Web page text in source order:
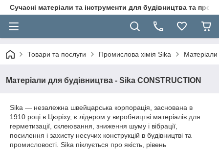
Сучасні матеріали та інструменти для будівництва та
Товари та послуги Промислова хімія Sika
Матеріали для будівництва - Sika CONSTRUCTION
Sika — незалежна швейцарська корпорація, заснована в
1910 році в Цюріху, є лідером у виробництві матеріалів для
герметизації, склеювання, зниження шуму і вібрації,
посилення і захисту несучих конструкцій в будівництві та
промисловості. Sika піклується про якість, рівень